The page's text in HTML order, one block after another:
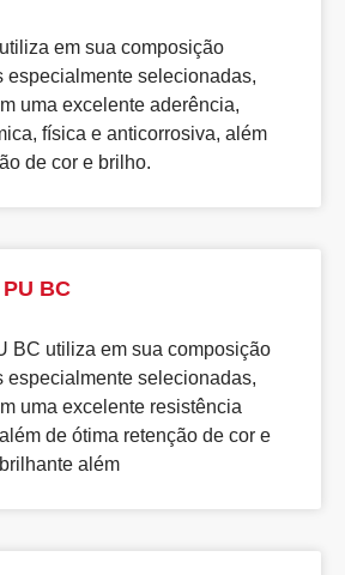
em sua composição
especialmente selecionadas,
uma excelente aderência,
física e anticorrosiva, além
de cor e brilho.
BC
BC utiliza em sua composição
especialmente selecionadas,
uma excelente resistência
de ótima retenção de cor e
além